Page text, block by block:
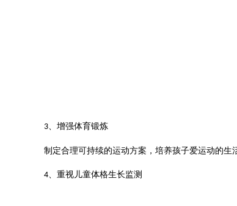
3、 增强体育锻炼
制定合理可持续的运动方案，培养孩子爱运动的生
4、 重视儿童体格生长监测